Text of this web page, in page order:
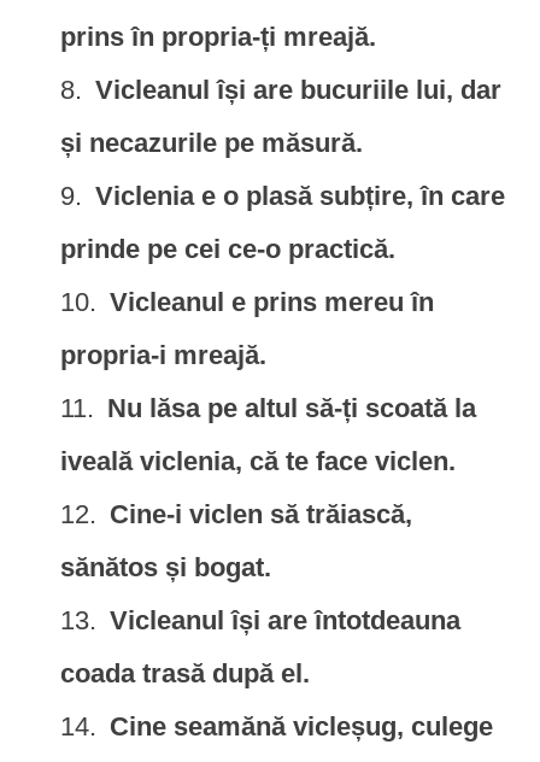
prins în propria-ți mreajă.
Vicleanul își are bucuriile lui, dar
și necazurile pe măsură.
Viclenia e o plasă subțire, în care
prinde pe cei ce-o practică.
Vicleanul e prins mereu în
propria-i mreajă.
Nu lăsa pe altul să-ți scoată la
iveală viclenia, că te face viclen.
Cine-i viclen să trăiască,
sănătos și bogat.
Vicleanul își are întotdeauna
coada trasă după el.
Cine seamănă vicleșug, culege